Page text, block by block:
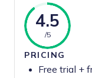
4.5
/5
PRICING
Free trial +